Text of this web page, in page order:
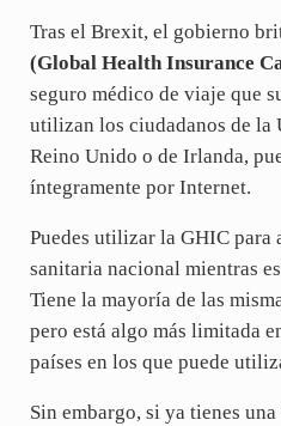
Tras el Brexit, el gobierno
(Global Health Insurance
seguro médico de viaje que
utilizan los ciudadanos de la
Reino Unido o de Irlanda,
íntegramente por Internet.
Puedes utilizar la GHIC para
sanitaria nacional mientras
Tiene la mayoría de las
pero está algo más limitada
países en los que puede
Sin embargo, si ya tienes